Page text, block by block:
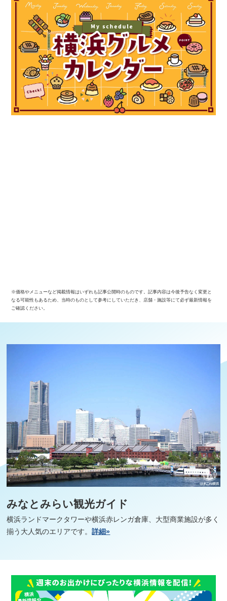
※価格やメニューなど掲載情報はいずれも記事公開時のものです。記事内容は今後予告なく変更と
なる可能性もあるため、当時のものとして参考にしていただき、店舗・施設等にて必ず最新情報を
ご確認ください。
みなとみらい観光ガイド
横浜ランドマークタワーや横浜赤レンガ倉庫、大型商業施設が多く
揃う大人気のエリアです。詳細»